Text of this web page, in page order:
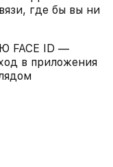
где бы вы ни
FACE ID —
в приложения